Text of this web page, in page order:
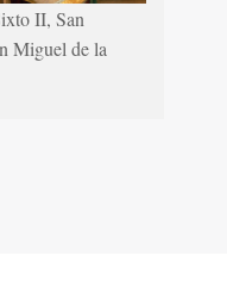
II, San
Miguel de la